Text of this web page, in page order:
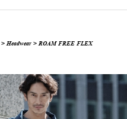
>Headwear > ROAM FREE FLEX